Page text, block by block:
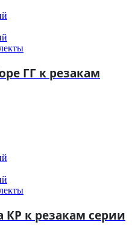
ГГ к резакам
КР к резакам серии